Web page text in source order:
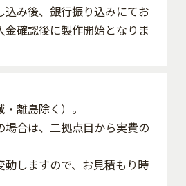
込み後、銀行振り込みにてお
金確認後に製作開始となりま
離島除く）。
場合は、二拠点目から実費の
動しますので、お見積もり時